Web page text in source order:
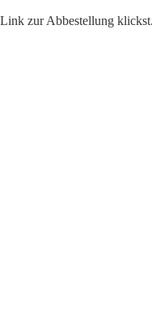
zur Abbestellung klickst.